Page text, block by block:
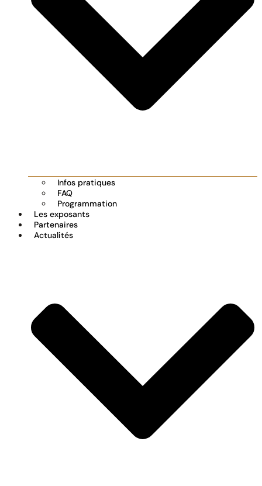
Infos pratiques
FAQ
Programmation
Les exposants
Partenaires
Actualités